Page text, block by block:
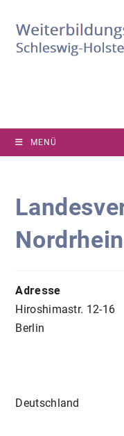
Inhalt
springen
MENÜ
Adresse
Hiroshimastr. 12-16
Berlin
Deutschland